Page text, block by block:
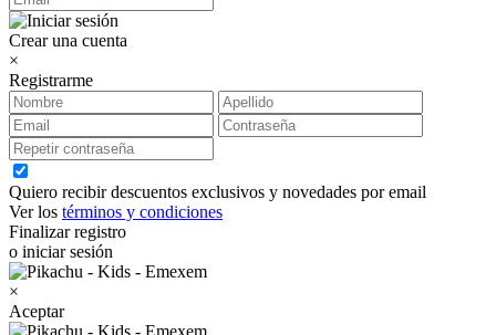
Crear una cuenta
×
Registrarme
Quiero recibir descuentos exclusivos y novedades por email
Ver los términos y condiciones
Finalizar registro
o iniciar sesión
×
Aceptar